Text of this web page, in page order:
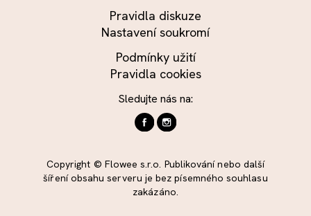
Pravidla diskuze
Nastavení soukromí
Podmínky užití
Pravidla cookies
Sledujte nás na:
Copyright © Flowee s.r.o. Publikování nebo další
šíření obsahu serveru je bez písemného souhlasu
zakázáno.